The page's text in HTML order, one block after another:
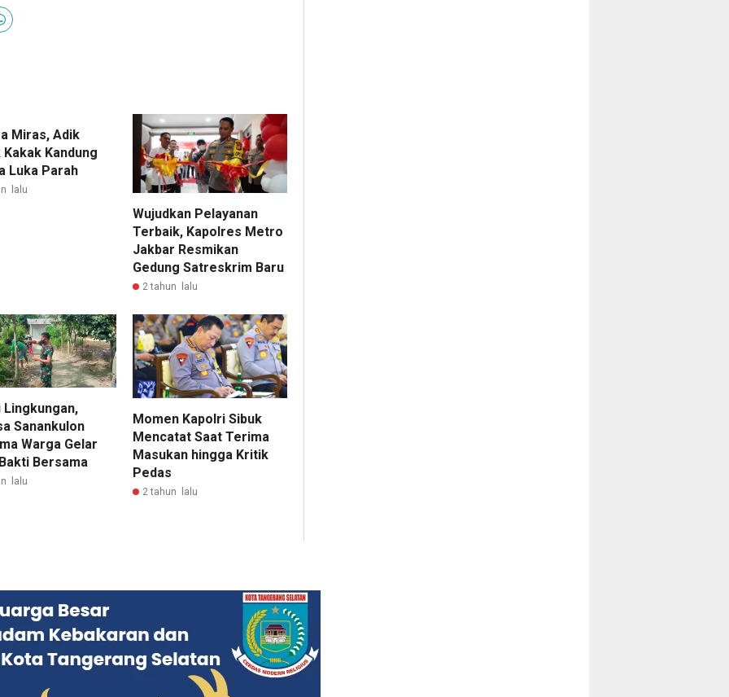
Miras, Adik
Kandung
Luka Parah
lalu
Wujudkan Pelayanan
Terbaik, Kapolres Metro
Jakbar Resmikan
Gedung Satreskrim Baru
2 tahun lalu
Lingkungan,
Sanankulon
Warga Gelar
Bersama
lalu
Momen Kapolri Sibuk
Mencatat Saat Terima
Masukan hingga Kritik
Pedas
2 tahun lalu